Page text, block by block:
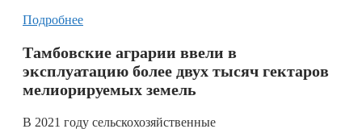
Подробнее
Тамбовские аграрии ввели в
эксплуатацию более двух тысяч гектаров
мелиорируемых земель
В 2021 году сельскохозяйственные